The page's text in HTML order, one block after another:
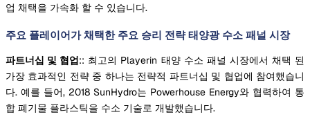
업 채택을 가속화 할 수 있습니다.
주요 플레이어가 채택한 주요 승리 전략 태양광 수소 패널 시장
파트너십 및 협업:: 최고의 Playerin 태양 수소 패널 시장에서 채택 된
가장 효과적인 전략 중 하나는 전략적 파트너십 및 협업에 참여했습니
다. 예를 들어, 2018 SunHydro는 Powerhouse Energy와 협력하여 통
합 폐기물 플라스틱을 수소 기술로 개발했습니다.